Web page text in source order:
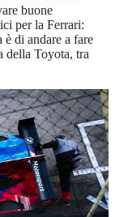
buone
per la Ferrari:
di andare a fare
della Toyota, tra